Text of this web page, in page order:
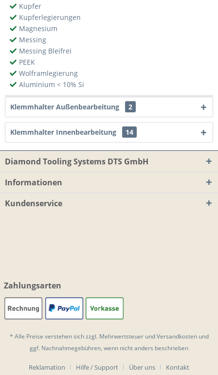
Kupfer
Kupferlegierungen
Magnesium
Messing
Messing Bleifrei
PEEK
Wolframlegierung
Aluminium < 10% Si
Klemmhalter Außenbearbeitung 2
Klemmhalter Innenbearbeitung 14
Diamond Tooling Systems DTS GmbH
Informationen
Kundenservice
Zahlungsarten
* Alle Preise verstehen sich zzgl. Mehrwertsteuer undVersandkostenund
ggf. Nachnahmegebühren, wenn nicht anders beschrieben
Reklamation Hilfe / Support Über uns Kontakt